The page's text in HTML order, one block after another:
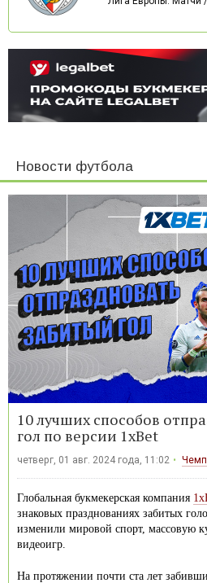
Новости футбола
10 лучших способов
гол по версии 1xBet
четверг, 01 авг. 2024 года, 11:02
Глобальная букмекерская компания
знаковых празднованиях забитых
изменили мировой спорт, массовую
видеоигр.
На протяжении почти ста лет